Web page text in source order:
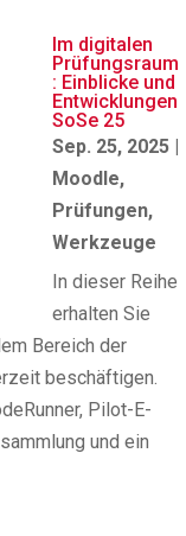
Im digitalen
Prüfungsraum
: Einblicke und
Entwicklungen
SoSe 25
Sep. 25, 2025 |
Moodle,
Prüfungen,
Werkzeuge
In dieser Reihe
erhalten Sie
Bereich der
beschäftigen.
Pilot-E-
und ein